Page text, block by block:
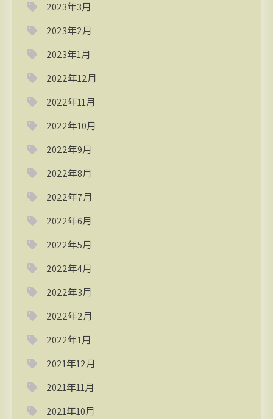
2023年3月
2023年2月
2023年1月
2022年12月
2022年11月
2022年10月
2022年9月
2022年8月
2022年7月
2022年6月
2022年5月
2022年4月
2022年3月
2022年2月
2022年1月
2021年12月
2021年11月
2021年10月